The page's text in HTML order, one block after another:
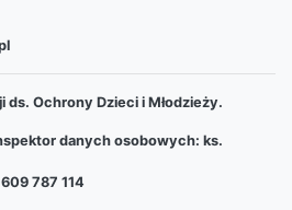
ds. Ochrony Dzieci i Młodzieży.
danych osobowych: ks.
787 114